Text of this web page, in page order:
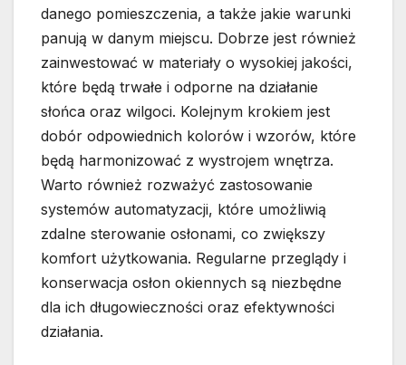
danego pomieszczenia, a także jakie warunki
panują w danym miejscu. Dobrze jest również
zainwestować w materiały o wysokiej jakości,
które będą trwałe i odporne na działanie
słońca oraz wilgoci. Kolejnym krokiem jest
dobór odpowiednich kolorów i wzorów, które
będą harmonizować z wystrojem wnętrza.
Warto również rozważyć zastosowanie
systemów automatyzacji, które umożliwią
zdalne sterowanie osłonami, co zwiększy
komfort użytkowania. Regularne przeglądy i
konserwacja osłon okiennych są niezbędne
dla ich długowieczności oraz efektywności
działania.